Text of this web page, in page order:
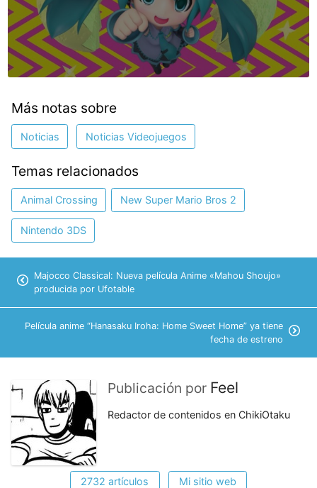
Más notas sobre
Noticias Noticias Videojuegos
Temas relacionados
Animal Crossing New Super Mario Bros 2
Nintendo 3DS
Majocco Classical: Nueva película Anime «Mahou Shoujo»
producida por Ufotable
Película anime “Hanasaku Iroha: Home Sweet Home” ya tiene
fecha de estreno
Publicación por Feel
Redactor de contenidos en ChikiOtaku
2732 artículos Mi sitio web